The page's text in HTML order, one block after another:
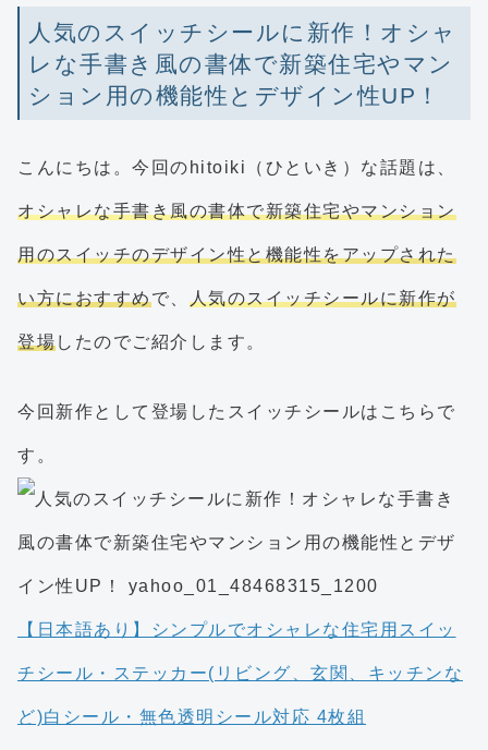
人気のスイッチシールに新作！オシャ
レな手書き風の書体で新築住宅やマン
ション用の機能性とデザイン性UP！
こんにちは。今回のhitoiki（ひといき）な話題は、
オシャレな手書き風の書体で新築住宅やマンション
用のスイッチのデザイン性と機能性をアップされた
い方におすすめで、 人気のスイッチシールに新作が
登場したのでご紹介します。
今回新作として登場したスイッチシールはこちらで
す。
【日本語あり】シンプルでオシャレな住宅用スイッ
チシール・ステッカー(リビング、玄関、キッチンな
ど)白シール・無色透明シール対応 4枚組